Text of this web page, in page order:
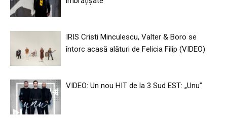
IRIS Cristi Minculescu, Valter & Boro se
întorc acasă alături de Felicia Filip (VIDEO)
VIDEO: Un nou HIT de la 3 Sud EST: „Unu”